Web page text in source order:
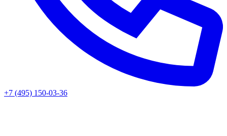
+7 (495) 150-03-36